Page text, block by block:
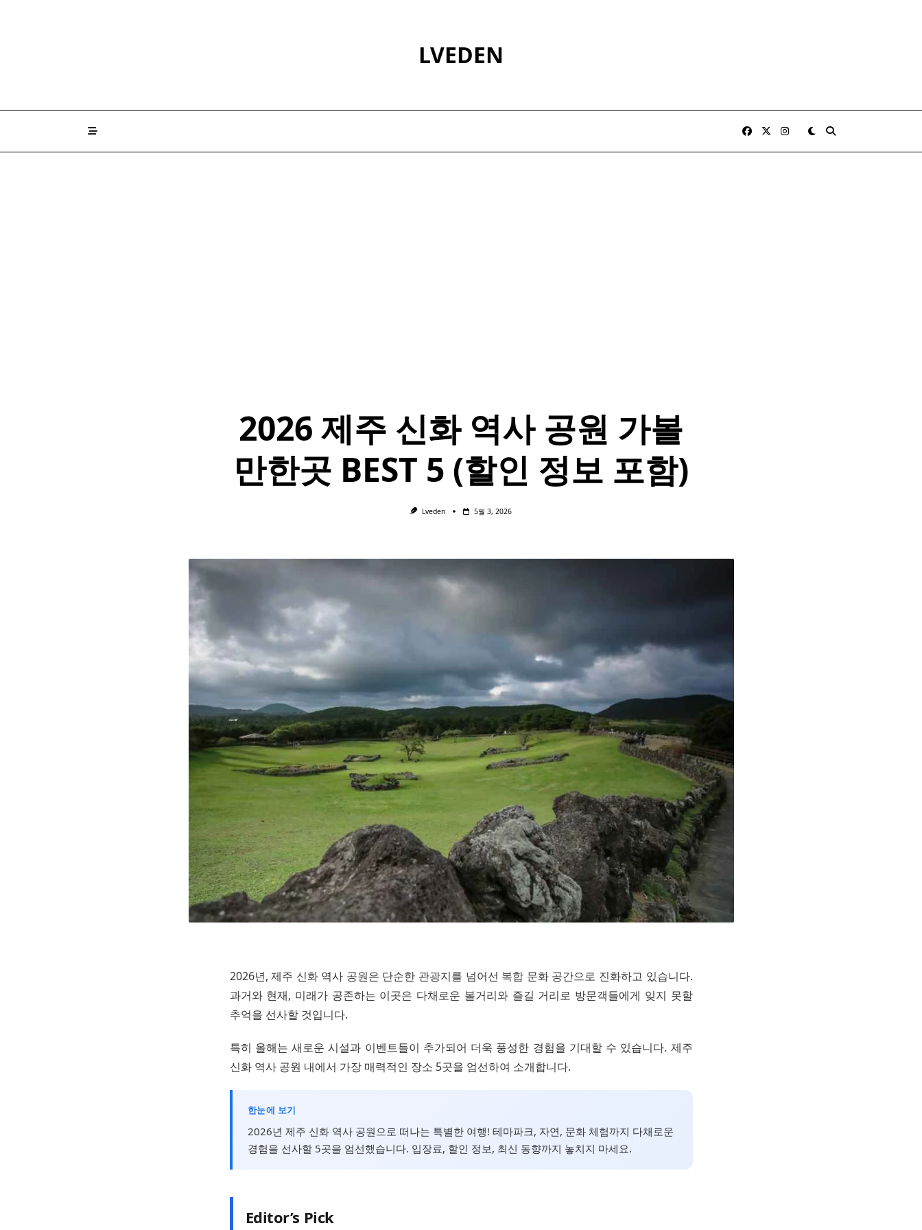
LVEDEN
2026 제주 신화 역사 공원 가볼
만한곳 BEST 5 (할인 정보 포함)
Lveden 5월 3, 2026
2026년, 제주 신화 역사 공원은 단순한 관광지를 넘어선 복합 문화 공간으로 진화하고 있습니다.
과거와 현재, 미래가 공존하는 이곳은 다채로운 볼거리와 즐길 거리로 방문객들에게 잊지 못할
추억을 선사할 것입니다.
특히 올해는 새로운 시설과 이벤트들이 추가되어 더욱 풍성한 경험을 기대할 수 있습니다. 제주
신화 역사 공원 내에서 가장 매력적인 장소 5곳을 엄선하여 소개합니다.
한눈에 보기
2026년 제주 신화 역사 공원으로 떠나는 특별한 여행! 테마파크, 자연, 문화 체험까지 다채로운
경험을 선사할 5곳을 엄선했습니다. 입장료, 할인 정보, 최신 동향까지 놓치지 마세요.
Editor’s Pick